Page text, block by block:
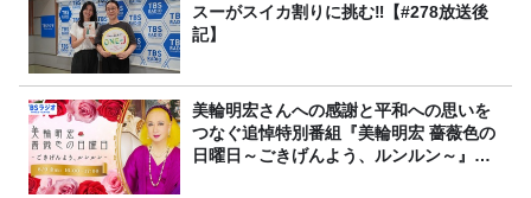
スーがスイカ割りに挑む‼【#278放送後
記】
美輪明宏さんへの感謝と平和への思いを
つなぐ追悼特別番組『美輪明宏 薔薇色の
日曜日～ごきげんよう、ルンルン～』